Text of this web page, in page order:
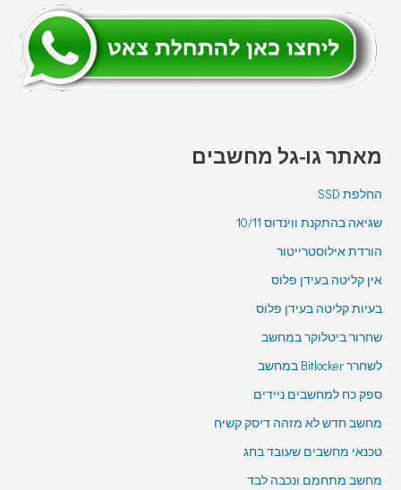
מאתר גו-גל מחשבים
החלפת SSD
שגיאה בהתקנת ווינדוס 10/11
הורדת אילוסטרייטור
אין קליטה בעידן פלוס
בעיות קליטה בעידן פלוס
שחרור ביטלוקר במחשב
לשחרר Bitlocker במחשב
ספק כח למחשבים ניידים
מחשב חדש לא מזהה דיסק קשיח
טכנאי מחשבים שעובד בחג
מחשב מתחמם ונכבה לבד